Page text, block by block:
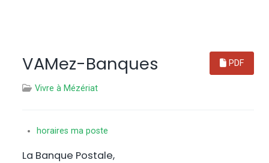
PDF
VAMez-Banques
Vivre à Mézériat
horaires ma poste
La Banque Postale,